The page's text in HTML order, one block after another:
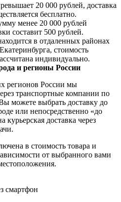
20 000 рублей, доставка
бесплатно.
менее 20 000 рублей
составит 500 рублей.
в отдаленных районах
стоимость
индивидуально.
и регионы России
регионов России мы
транспортные компании по
можете выбрать доставку до
или непосредственно «до
курьерская доставка через
в стоимость товара и
от выбранного вами
смартфон